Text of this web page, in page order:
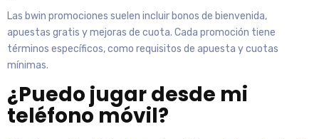
Las bwin promociones suelen incluir bonos de bienvenida,
apuestas gratis y mejoras de cuota. Cada promoción tiene
términos específicos, como requisitos de apuesta y cuotas
mínimas.
¿Puedo jugar desde mi
teléfono móvil?